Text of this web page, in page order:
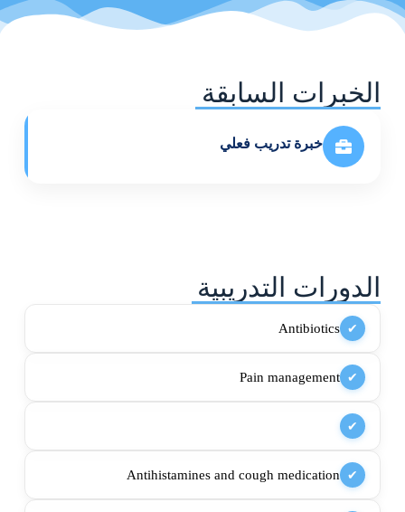
الخبرات السابقة
خبرة تدريب فعلي
الدورات التدريبية
✔
Antibiotics
✔
Pain management
✔
✔
Antihistamines and cough medication